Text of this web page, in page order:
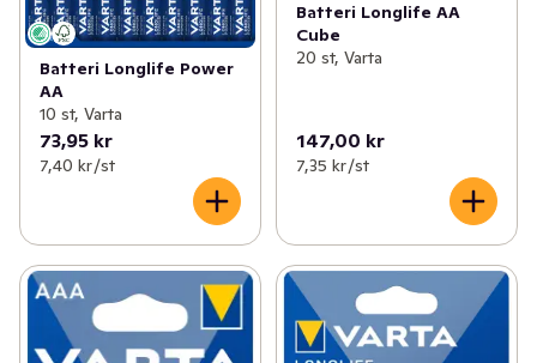
Batteri Longlife Power
AA
10 st, Varta
73,95 kr
7,40 kr /st
Batteri Longlife AA
Cube
20 st, Varta
147,00 kr
7,35 kr /st